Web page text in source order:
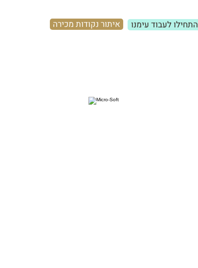
איתור נקודות מכירה התחילו לעבוד עימנו